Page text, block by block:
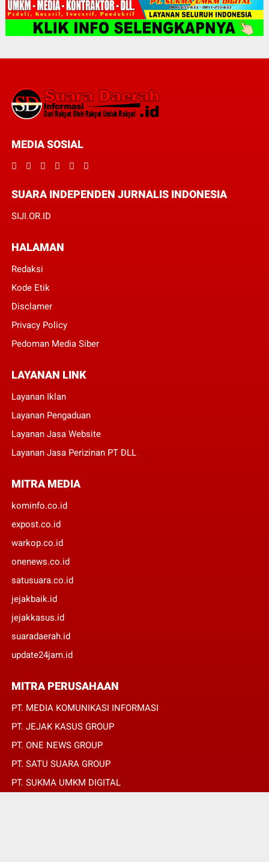
MEDIA SOSIAL
SUARA INDEPENDEN JURNALIS INDONESIA
SIJI.OR.ID
HALAMAN
Redaksi
Kode Etik
Disclamer
Privacy Policy
Pedoman Media Siber
LAYANAN LINK
Layanan Iklan
Layanan Pengaduan
Layanan Jasa Website
Layanan Jasa Perizinan PT DLL
MITRA MEDIA
kominfo.co.id
expost.co.id
warkop.co.id
onenews.co.id
satusuara.co.id
jejakbaik.id
jejakkasus.id
suaradaerah.id
update24jam.id
MITRA PERUSAHAAN
PT. MEDIA KOMUNIKASI INFORMASI
PT. JEJAK KASUS GROUP
PT. ONE NEWS GROUP
PT. SATU SUARA GROUP
PT. SUKMA UMKM DIGITAL